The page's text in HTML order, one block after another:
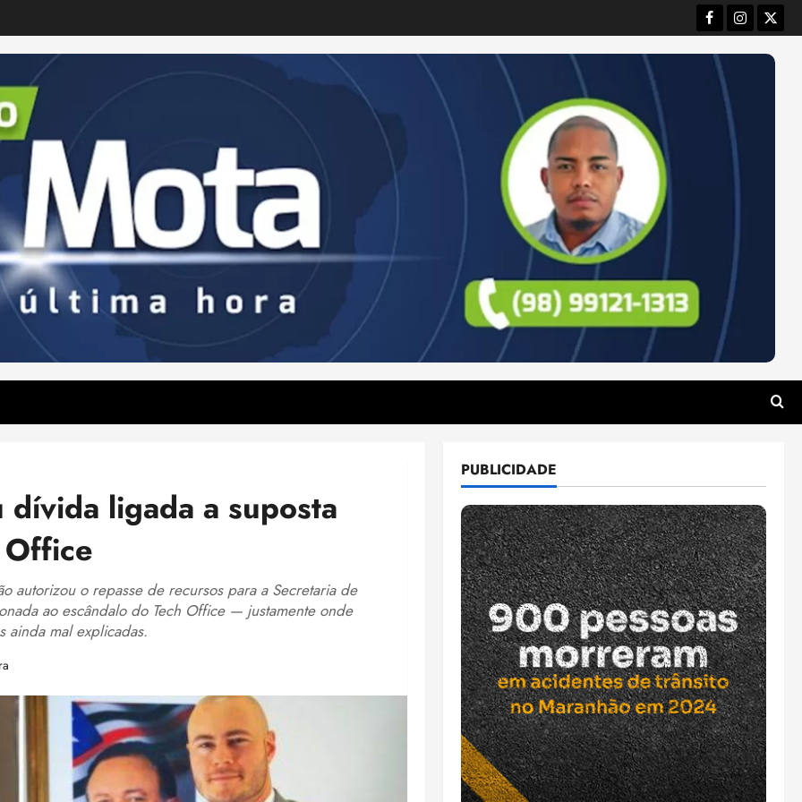
Facebook
Instagram
ligada a suposta
o repasse de recursos para a Secretaria de
ao escândalo do Tech Office — justamente onde
ainda mal explicadas.
PUBLICIDADE